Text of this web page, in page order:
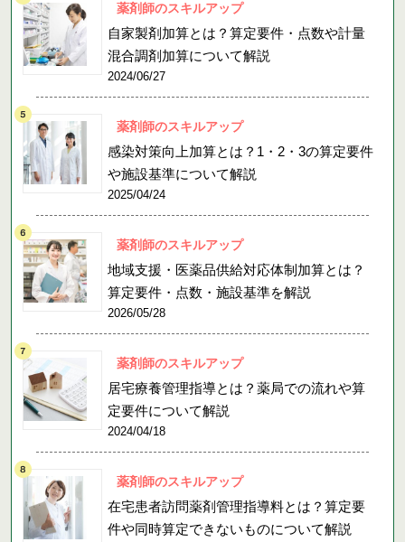
薬剤師のスキルアップ
自家製剤加算とは？算定要件・点数や計量
混合調剤加算について解説
2024/06/27
薬剤師のスキルアップ
感染対策向上加算とは？1・2・3の算定要件
や施設基準について解説
2025/04/24
薬剤師のスキルアップ
地域支援・医薬品供給対応体制加算とは？
算定要件・点数・施設基準を解説
2026/05/28
薬剤師のスキルアップ
居宅療養管理指導とは？薬局での流れや算
定要件について解説
2024/04/18
薬剤師のスキルアップ
在宅患者訪問薬剤管理指導料とは？算定要
件や同時算定できないものについて解説